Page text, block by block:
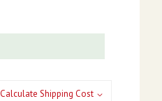
Calculate Shipping Cost